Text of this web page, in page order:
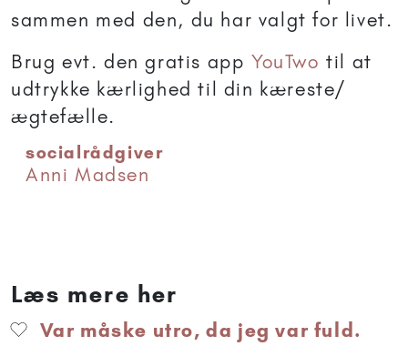
sammen med den, du har valgt for livet.
Brug evt. den gratis appYouTwo til at
udtrykke kærlighed til din kæreste/
ægtefælle.
socialrådgiver
Anni Madsen
Læs mere her
Var måske utro, da jeg var fuld.